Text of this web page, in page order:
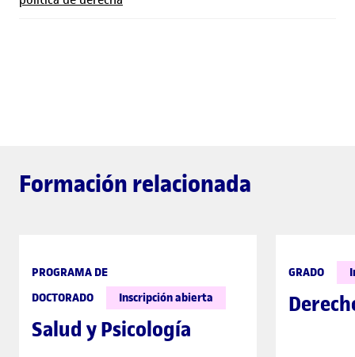
Formación relacionada
PROGRAMA DE
DOCTORADO
Inscripción abierta
Salud y Psicología
GRADO